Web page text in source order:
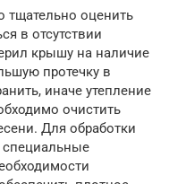
тщательно оценить
в отсутствии
крышу на наличие
протечку в
иначе утепление
очистить
Для обработки
специальные